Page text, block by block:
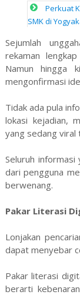
Perkuat
SMK di
Sejumlah
rekaman
Namun hingga
mengonfirmasi
Tidak ada pula
lokasi kejadian,
yang sedang viral
Seluruh
dari pengguna
berwenang.
Pakar Literasi
Lonjakan
dapat menyebar
Pakar literasi
berarti